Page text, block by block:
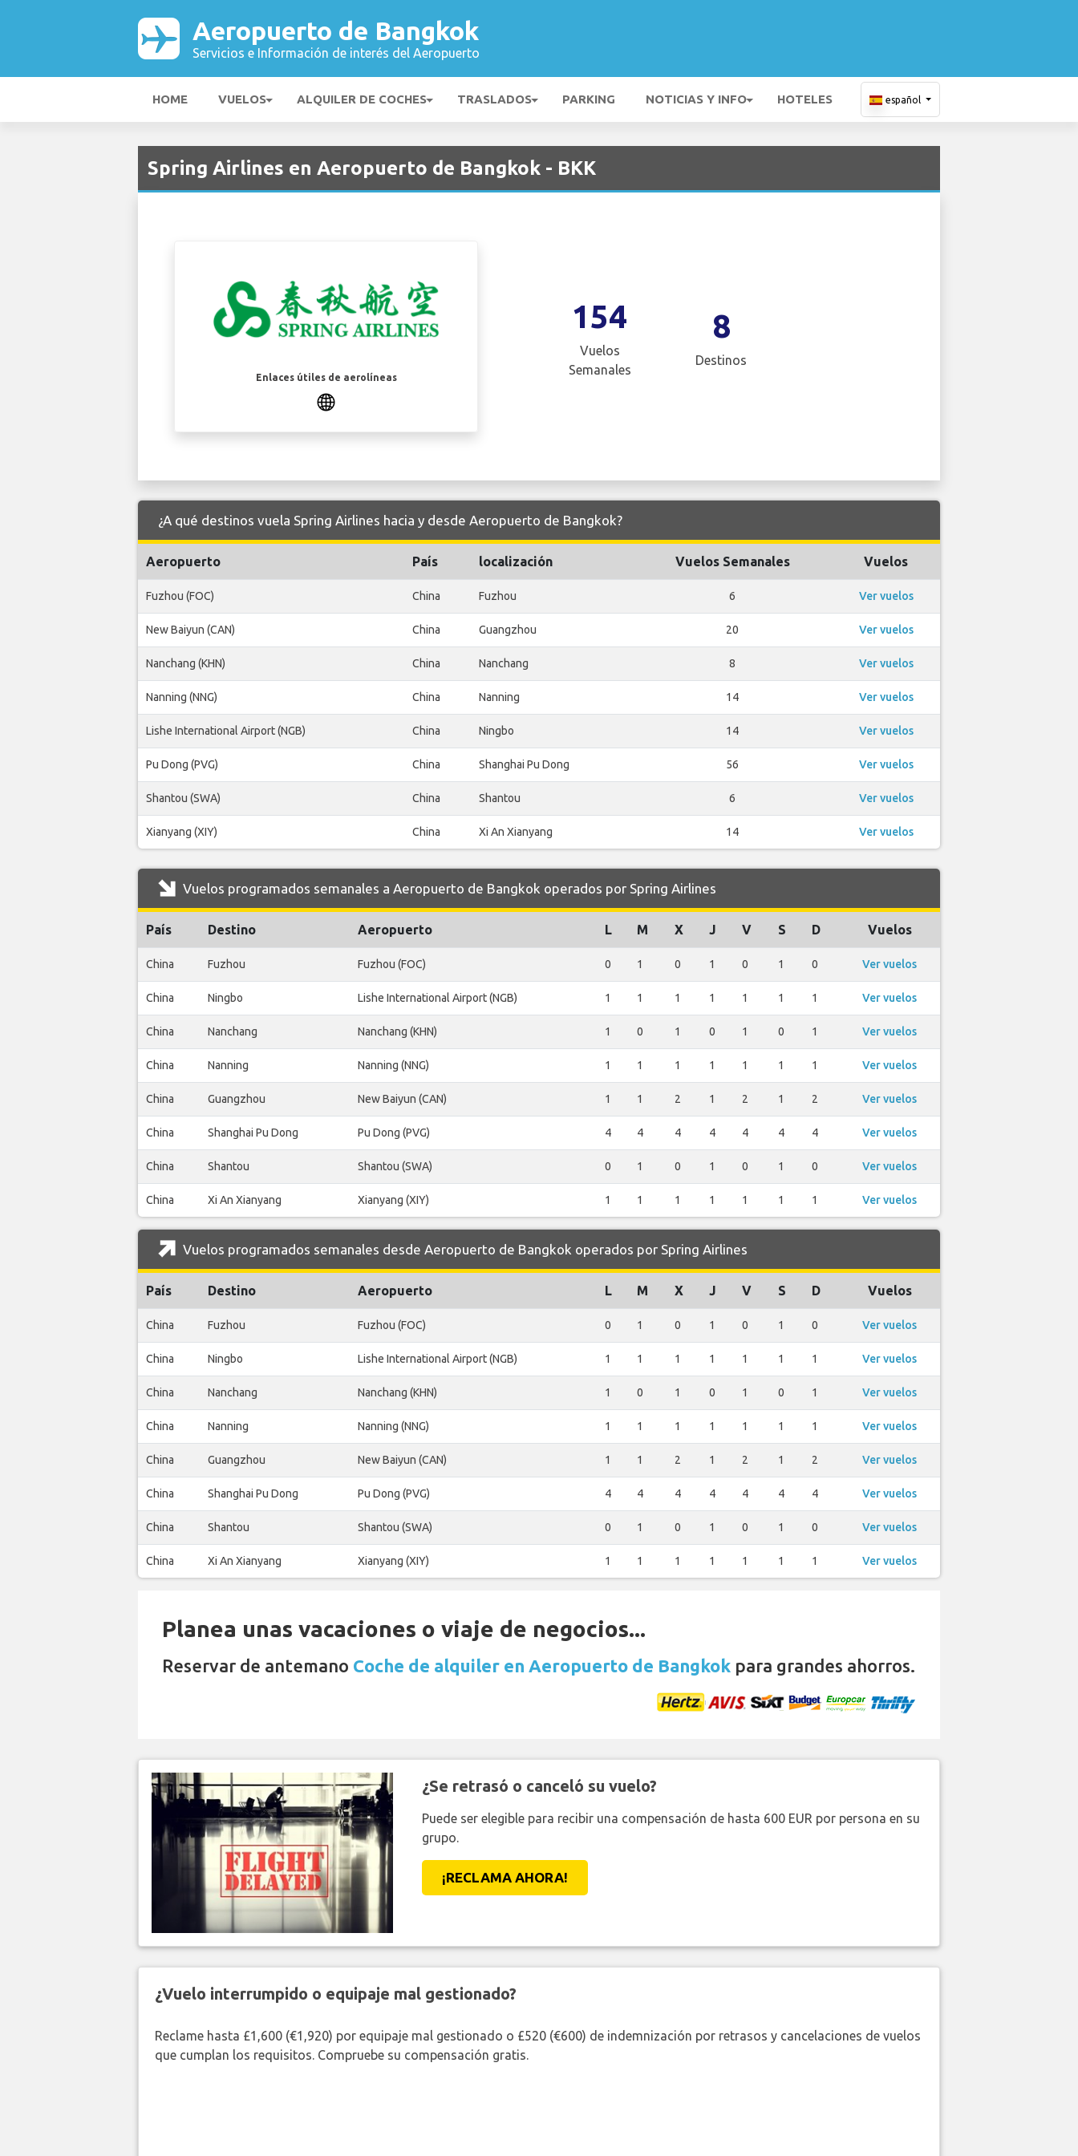
Aeropuerto de Bangkok
Servicios e Información de interés del Aeropuerto
HOME VUELOS ALQUILER DE COCHES TRASLADOS PARKING NOTICIAS Y INFO HOTELES español
Spring Airlines en Aeropuerto de Bangkok - BKK
Enlaces útiles de aerolíneas
154
Vuelos
Semanales
8
Destinos
¿A qué destinos vuela Spring Airlines hacia y desde Aeropuerto de Bangkok?
Aeropuerto País localización Vuelos Semanales Vuelos
Fuzhou (FOC) China Fuzhou 6 Ver vuelos
New Baiyun (CAN) China Guangzhou 20 Ver vuelos
Nanchang (KHN) China Nanchang 8 Ver vuelos
Nanning (NNG) China Nanning 14 Ver vuelos
Lishe International Airport (NGB) China Ningbo 14 Ver vuelos
Pu Dong (PVG) China Shanghai Pu Dong 56 Ver vuelos
Shantou (SWA) China Shantou 6 Ver vuelos
Xianyang (XIY) China Xi An Xianyang 14 Ver vuelos
Vuelos programados semanales a Aeropuerto de Bangkok operados por Spring Airlines
País Destino Aeropuerto L M X J V S D Vuelos
China Fuzhou Fuzhou (FOC) 0 1 0 1 0 1 0 Ver vuelos
China Ningbo Lishe International Airport (NGB) 1 1 1 1 1 1 1 Ver vuelos
China Nanchang Nanchang (KHN) 1 0 1 0 1 0 1 Ver vuelos
China Nanning Nanning (NNG) 1 1 1 1 1 1 1 Ver vuelos
China Guangzhou New Baiyun (CAN) 1 1 2 1 2 1 2 Ver vuelos
China Shanghai Pu Dong Pu Dong (PVG) 4 4 4 4 4 4 4 Ver vuelos
China Shantou Shantou (SWA) 0 1 0 1 0 1 0 Ver vuelos
China Xi An Xianyang Xianyang (XIY) 1 1 1 1 1 1 1 Ver vuelos
Vuelos programados semanales desde Aeropuerto de Bangkok operados por Spring Airlines
País Destino Aeropuerto L M X J V S D Vuelos
China Fuzhou Fuzhou (FOC) 0 1 0 1 0 1 0 Ver vuelos
China Ningbo Lishe International Airport (NGB) 1 1 1 1 1 1 1 Ver vuelos
China Nanchang Nanchang (KHN) 1 0 1 0 1 0 1 Ver vuelos
China Nanning Nanning (NNG) 1 1 1 1 1 1 1 Ver vuelos
China Guangzhou New Baiyun (CAN) 1 1 2 1 2 1 2 Ver vuelos
China Shanghai Pu Dong Pu Dong (PVG) 4 4 4 4 4 4 4 Ver vuelos
China Shantou Shantou (SWA) 0 1 0 1 0 1 0 Ver vuelos
China Xi An Xianyang Xianyang (XIY) 1 1 1 1 1 1 1 Ver vuelos
Planea unas vacaciones o viaje de negocios...
Reservar de antemano Coche de alquiler en Aeropuerto de Bangkok para grandes ahorros.
¿Se retrasó o canceló su vuelo?
Puede ser elegible para recibir una compensación de hasta 600 EUR por persona en su
grupo.
¡RECLAMA AHORA!
¿Vuelo interrumpido o equipaje mal gestionado?
Reclame hasta £1,600 (€1,920) por equipaje mal gestionado o £520 (€600) de indemnización por retrasos y cancelaciones de vuelos
que cumplan los requisitos. Compruebe su compensación gratis.